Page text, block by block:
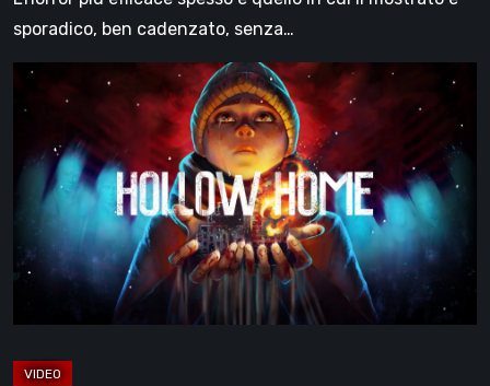
sporadico, ben cadenzato, senza…
Hollow
Home
Anteprima:
l’ultimo
giorno
normale